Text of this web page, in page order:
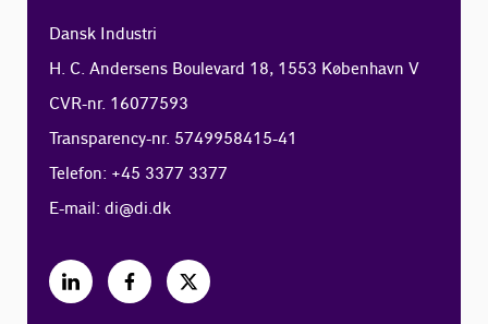
Dansk Industri
H. C. Andersens Boulevard 18, 1553 København V
CVR-nr. 16077593
Transparency-nr. 5749958415-41
Telefon: +45 3377 3377
E-mail:di@di.dk